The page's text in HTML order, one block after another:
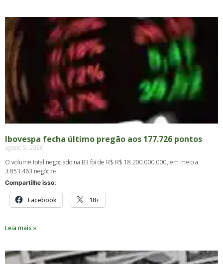
Ibovespa fecha último pregão aos 177.726 pontos
agosto 5, 2026
O volume total negociado na B3 foi de R$ R$ 18.200.000.000, em meio a
3.853.463 negócios
Compartilhe isso:
Facebook 18+
Leia mais »